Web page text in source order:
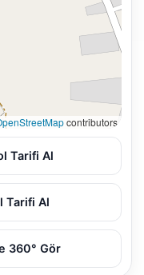
contributors
Tarifi Al
Tarifi Al
360° Gör